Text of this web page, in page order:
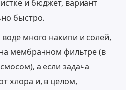
и бюджет, вариант
быстро.
много накипи и солей,
мембранном фильтре (в
а если задача
хлора и, в целом,